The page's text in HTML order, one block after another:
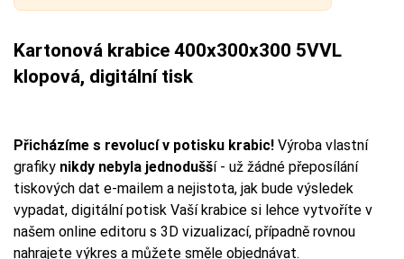
Kartonová krabice 400x300x300 5VVL
klopová, digitální tisk
Přicházíme s revolucí v potisku krabic! Výroba vlastní
grafiky nikdy nebyla jednodušší - už žádné přeposílání
tiskových dat e-mailem a nejistota, jak bude výsledek
vypadat, digitální potisk Vaší krabice si lehce vytvoříte v
našem online editoru s 3D vizualizací, případně rovnou
nahrajete výkres a můžete směle objednávat.